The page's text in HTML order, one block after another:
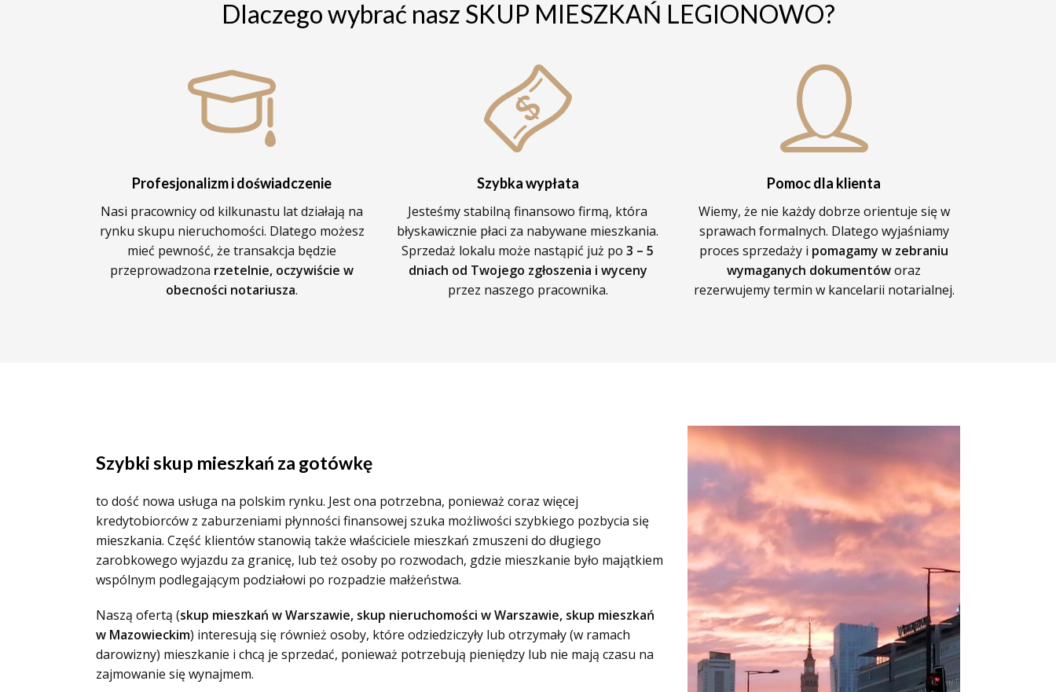
Dlaczego wybrać nasz SKUP MIESZKAŃ LEGIONOWO?
Profesjonalizm i doświadczenie
Nasi pracownicy od kilkunastu lat działają na
rynku skupu nieruchomości. Dlatego możesz
mieć pewność, że transakcja będzie
przeprowadzona rzetelnie, oczywiście w
obecności notariusza.
Szybka wypłata
Jesteśmy stabilną finansowo firmą, która
błyskawicznie płaci za nabywane mieszkania.
Sprzedaż lokalu może nastąpić już po3 – 5
dniach od Twojego zgłoszenia i wyceny
przez naszego pracownika.
Pomoc dla klienta
Wiemy, że nie każdy dobrze orientuje się w
sprawach formalnych. Dlatego wyjaśniamy
proces sprzedaży i pomagamy w zebraniu
wymaganych dokumentóworaz
rezerwujemy termin w kancelarii notarialnej.
Szybki skup mieszkań za gotówkę
to dość nowa usługa na polskim rynku. Jest ona potrzebna, ponieważ coraz więcej
kredytobiorców z zaburzeniami płynności finansowej szuka możliwości szybkiego pozbycia się
mieszkania. Część klientów stanowią także właściciele mieszkań zmuszeni do długiego
zarobkowego wyjazdu za granicę, lub też osoby po rozwodach, gdzie mieszkanie było majątkiem
wspólnym podlegającym podziałowi po rozpadzie małżeństwa.
Naszą ofertą (skup mieszkań w Warszawie, skup nieruchomości w Warszawie, skup mieszkań
w Mazowieckim) interesują się również osoby, które odziedziczyły lub otrzymały (w ramach
darowizny) mieszkanie i chcą je sprzedać, ponieważ potrzebują pieniędzy lub nie mają czasu na
zajmowanie się wynajmem.